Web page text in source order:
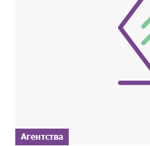
Агентства